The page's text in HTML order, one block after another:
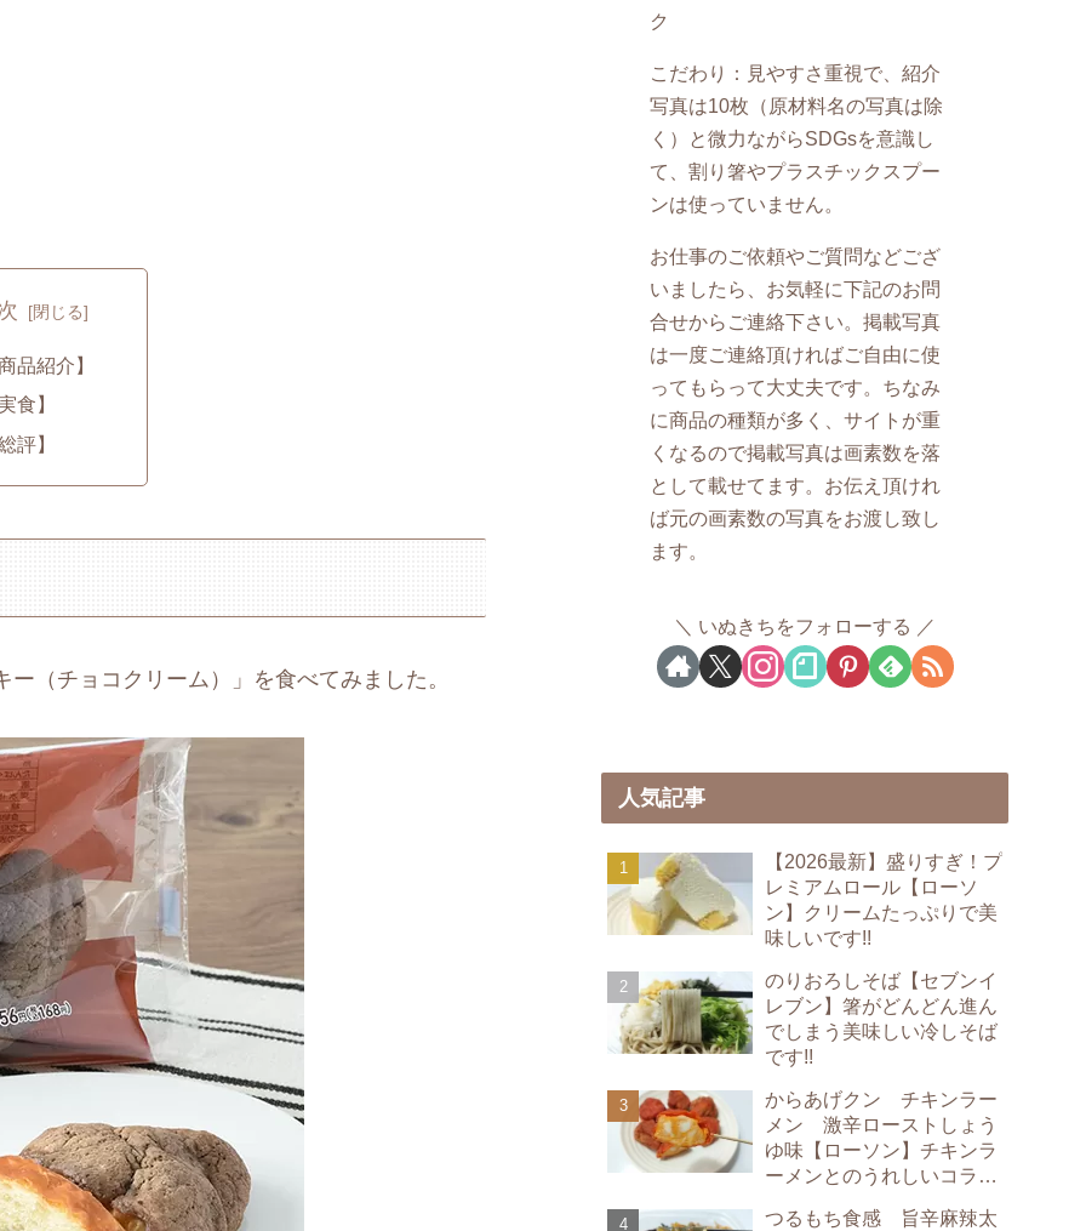
品紹介】
食】
評】
（チョコクリーム）」を食べてみました。
ク
こだわり：見やすさ重視で、紹介
写真は10枚（原材料名の写真は除
く）と微力ながらSDGsを意識し
て、割り箸やプラスチックスプー
ンは使っていません。
お仕事のご依頼やご質問などござ
いましたら、お気軽に下記のお問
合せからご連絡下さい。掲載写真
は一度ご連絡頂ければご自由に使
ってもらって大丈夫です。ちなみ
に商品の種類が多く、サイトが重
くなるので掲載写真は画素数を落
として載せてます。お伝え頂けれ
ば元の画素数の写真をお渡し致し
ます。
いぬきちをフォローする
人気記事
【2026最新】盛りすぎ！プ
レミアムロール【ローソ
ン】クリームたっぷりで美
味しいです!!
のりおろしそば【セブンイ
レブン】箸がどんどん進ん
でしまう美味しい冷しそば
です!!
からあげクン チキンラー
メン 激辛ローストしょう
ゆ味【ローソン】チキンラ
ーメンとのうれしいコラボ
つるもち食感 旨辛麻辣太